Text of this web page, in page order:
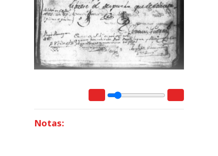
Notas: